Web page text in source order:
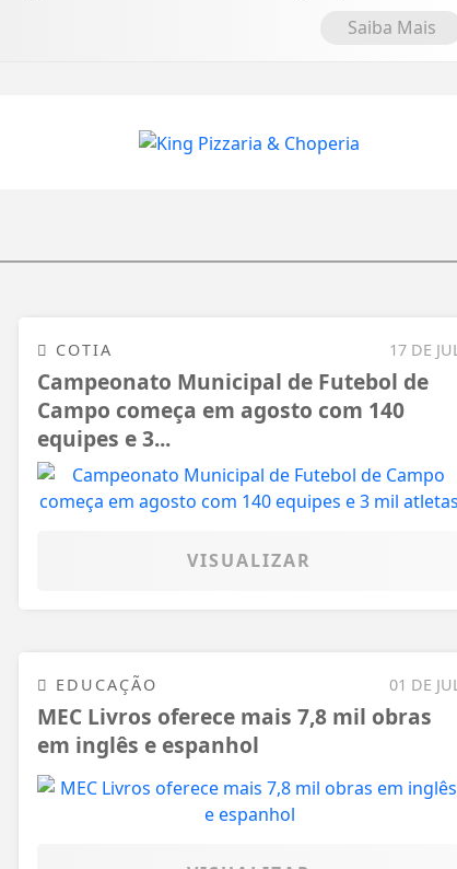
Saiba Mais
17 DE JUL
COTIA
Campeonato Municipal de Futebol de
Campo começa em agosto com 140
equipes e 3...
VISUALIZAR
01 DE JUL
EDUCAÇÃO
MEC Livros oferece mais 7,8 mil obras
em inglês e espanhol